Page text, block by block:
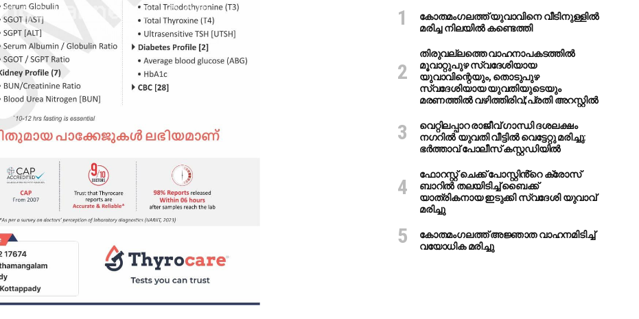
കോതമംഗലത്ത് യുവാവിനെ വീടിനുള്ളിൽ
മരിച്ച നിലയിൽ കണ്ടെത്തി
തിരുവല്ലത്തെ വാഹനാപകടത്തില്‍
മൂവാറ്റുപുഴ സ്വദേശിയായ
യുവാവിന്റെയും, തൊടുപുഴ
സ്വദേശിയായ യുവതിയുടെയും
മരണത്തില്‍ വഴിത്തിരിവ്;പ്രതി അറസ്റ്റില്‍
വെറ്റിലപ്പാറ രാജീവ് ഗാന്ധി ദശലക്ഷം
നഗറിൽ യുവതി വീട്ടിൽ വെട്ടേറ്റു മരിച്ചു:
ഭർത്താവ് പോലീസ് കസ്റ്റഡിയിൽ
ഫോറസ്റ്റ് ചെക്ക് പോസ്റ്റിൻ്റെ ക്രോസ്
ബാറില്‍ തലയിടിച്ച് ബൈക്ക്
യാത്രികനായ ഇടുക്കി സ്വദേശി യുവാവ്
മരിച്ചു
കോതമംഗലത്ത് അജ്ഞാത വാഹനമിടിച്ച്
വയോധിക മരിച്ചു